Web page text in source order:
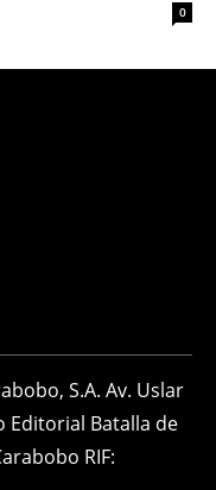
0
S.A. Av. Uslar
Editorial Batalla de
RIF: